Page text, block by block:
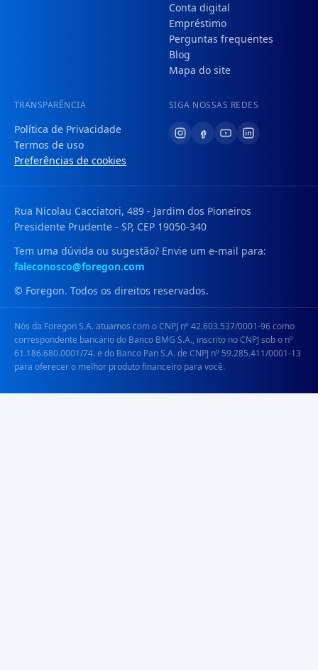
Conta digital
Empréstimo
Perguntas frequentes
Blog
Mapa do site
TRANSPARÊNCIA
Política de Privacidade
Termos de uso
Preferências de cookies
SIGA NOSSAS REDES
Rua Nicolau Cacciatori, 489 - Jardim dos Pioneiros
Presidente Prudente - SP, CEP 19050-340
Tem uma dúvida ou sugestão? Envie um e-mail para:
faleconosco@foregon.com
© Foregon. Todos os direitos reservados.
Nós da Foregon S.A. atuamos com o CNPJ nº 42.603.537/0001-96 como
correspondente bancário do Banco BMG S.A., inscrito no CNPJ sob o nº
61.186.680.0001/74. e do Banco Pan S.A. de CNPJ nº 59.285.411/0001-13
para oferecer o melhor produto financeiro para você.